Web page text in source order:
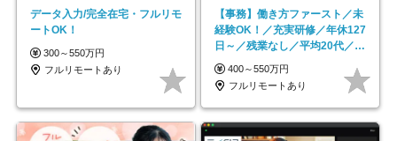
データ入力/完全在宅・フルリモ
ートOK！
300～550万円
フルリモートあり
【事務】働き方ファースト／未
経験OK！／充実研修／年休127
日～／残業なし／平均20代／リ
モートOK
400～550万円
フルリモートあり